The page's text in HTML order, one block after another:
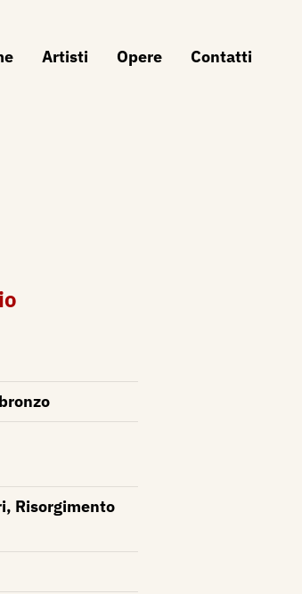
Artisti Opere Contatti
Risorgimento